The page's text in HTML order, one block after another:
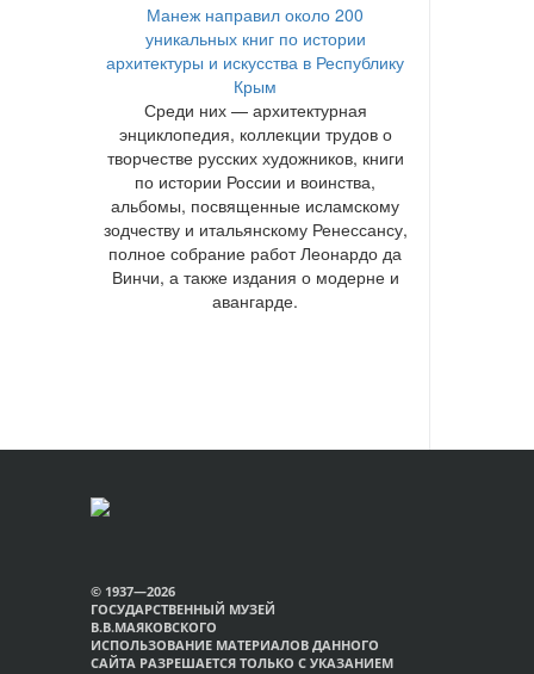
Манеж направил около 200
уникальных книг по истории
архитектуры и искусства в Республику
Крым
Среди них — архитектурная
энциклопедия, коллекции трудов о
творчестве русских художников, книги
по истории России и воинства,
альбомы, посвященные исламскому
зодчеству и итальянскому Ренессансу,
полное собрание работ Леонардо да
Винчи, а также издания о модерне и
авангарде.
© 1937—2026
ГОСУДАРСТВЕННЫЙ МУЗЕЙ
В.В.МАЯКОВСКОГО
ИСПОЛЬЗОВАНИЕ МАТЕРИАЛОВ ДАННОГО
САЙТА РАЗРЕШАЕТСЯ ТОЛЬКО С УКАЗАНИЕМ